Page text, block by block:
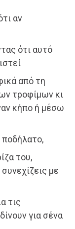
αν
ότι αυτό
από τη
τροφίμων κι
κήπο ή μέσω
του,
με
τις
για σένα